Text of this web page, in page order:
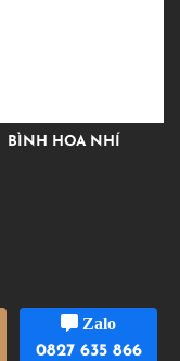
BÌNH HOA NHÍ
Zalo
0827 635 866